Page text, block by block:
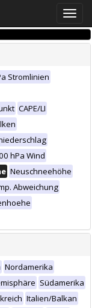
Toggle
Stromlinien
CAPE/LI
hPa Wind
Neuschneehöhe
Abweichung
Nordamerika
Südamerika
Italien/Balkan